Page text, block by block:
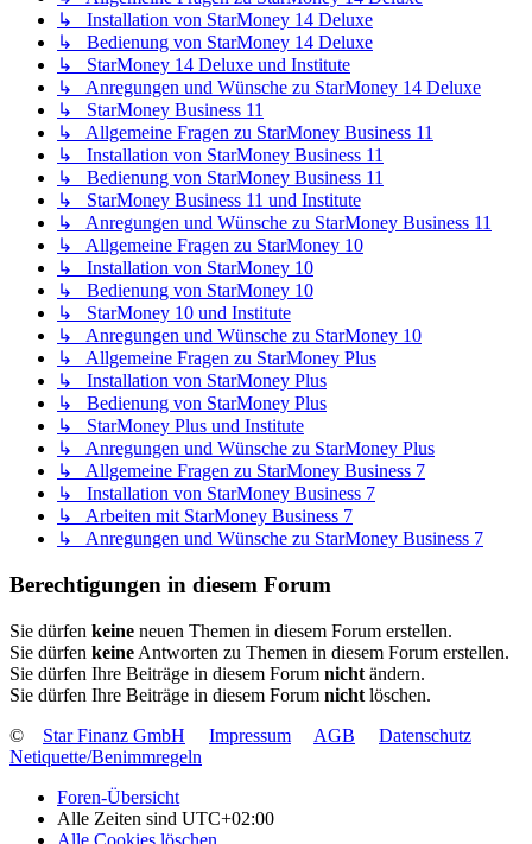
↳ Installation von StarMoney 14 Deluxe
↳ Bedienung von StarMoney 14 Deluxe
↳ StarMoney 14 Deluxe und Institute
↳ Anregungen und Wünsche zu StarMoney 14 Deluxe
↳ StarMoney Business 11
↳ Allgemeine Fragen zu StarMoney Business 11
↳ Installation von StarMoney Business 11
↳ Bedienung von StarMoney Business 11
↳ StarMoney Business 11 und Institute
↳ Anregungen und Wünsche zu StarMoney Business 11
↳ Allgemeine Fragen zu StarMoney 10
↳ Installation von StarMoney 10
↳ Bedienung von StarMoney 10
↳ StarMoney 10 und Institute
↳ Anregungen und Wünsche zu StarMoney 10
↳ Allgemeine Fragen zu StarMoney Plus
↳ Installation von StarMoney Plus
↳ Bedienung von StarMoney Plus
↳ StarMoney Plus und Institute
↳ Anregungen und Wünsche zu StarMoney Plus
↳ Allgemeine Fragen zu StarMoney Business 7
↳ Installation von StarMoney Business 7
↳ Arbeiten mit StarMoney Business 7
↳ Anregungen und Wünsche zu StarMoney Business 7
Berechtigungen in diesem Forum
Sie dürfen keine neuen Themen in diesem Forum erstellen.
Sie dürfen keine Antworten zu Themen in diesem Forum erstellen.
Sie dürfen Ihre Beiträge in diesem Forum nicht ändern.
Sie dürfen Ihre Beiträge in diesem Forum nicht löschen.
©
Star Finanz GmbH Impressum AGB
Datenschutz
Netiquette/Benimmregeln
Foren-Übersicht
Alle Zeiten sind UTC+02:00
Alle Cookies löschen